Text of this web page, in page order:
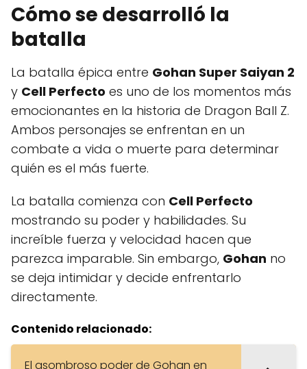
Cómo se desarrolló la
batalla
La batalla épica entre Gohan Super Saiyan 2
y Cell Perfecto es uno de los momentos más
emocionantes en la historia de Dragon Ball Z.
Ambos personajes se enfrentan en un
combate a vida o muerte para determinar
quién es el más fuerte.
La batalla comienza con Cell Perfecto
mostrando su poder y habilidades. Su
increíble fuerza y velocidad hacen que
parezca imparable. Sin embargo, Gohan no
se deja intimidar y decide enfrentarlo
directamente.
Contenido relacionado:
El asombroso poder de Gohan en